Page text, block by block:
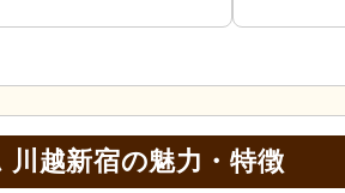
越新宿の魅力・特徴